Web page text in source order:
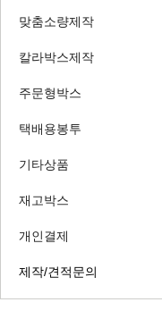
맞춤소량제작
칼라박스제작
주문형박스
택배용봉투
기타상품
재고박스
개인결제
제작/견적문의